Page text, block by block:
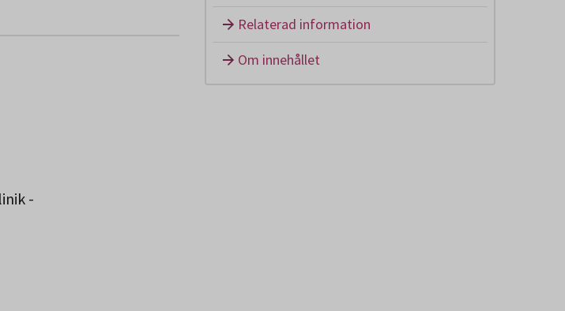
Relaterad information
Om innehållet
-